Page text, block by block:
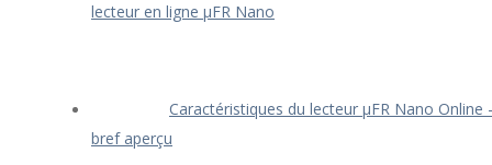
lecteur en ligne μFR Nano
Caractéristiques du lecteur μFR Nano Online
bref aperçu